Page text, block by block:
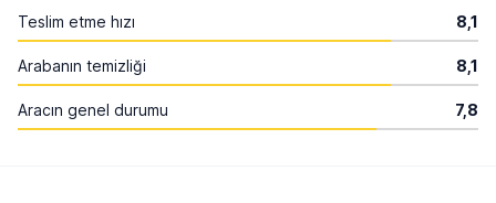
Teslim etme hızı 8,1
Arabanın temizliği 8,1
Aracın genel durumu 7,8